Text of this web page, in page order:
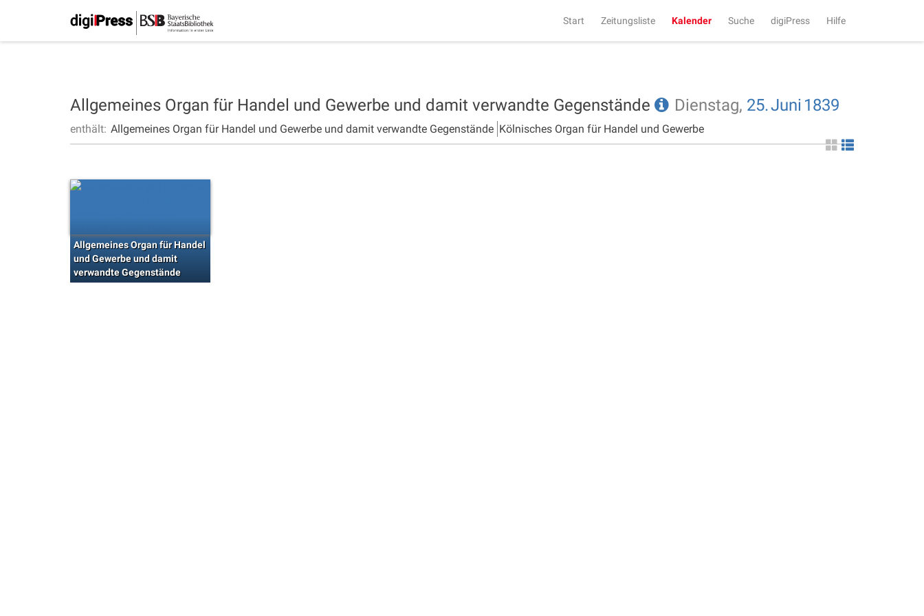
Start Zeitungsliste Kalender Suche digiPress Hilfe
Allgemeines Organ für Handel und Gewerbe und damit verwandte Gegenstände Dienstag, 25.Juni 1839
enthält: Allgemeines Organ für Handel und Gewerbe und damit verwandte Gegenstände Kölnisches Organ für Handel und Gewerbe
Allgemeines Organ für Handel
und Gewerbe und damit
verwandte Gegenstände